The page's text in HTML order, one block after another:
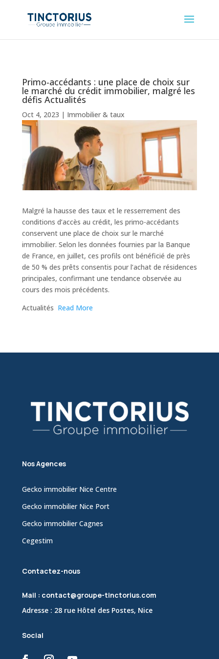
Primo-accédants : une place de choix sur
le marché du crédit immobilier, malgré les
défis Actualités
Oct 4, 2023 | Immobilier & taux
Malgré la hausse des taux et le resserrement des
conditions d’accès au crédit, les primo-accédants
conservent une place de choix sur le marché
immobilier. Selon les données fournies par la Banque
de France, en juillet, ces profils ont bénéficié de près
de 50 % des prêts consentis pour l’achat de résidences
principales, confirmant une tendance observée au
cours des mois précédents.
​Actualités Read More
Nos Agences
Gecko immobilier Nice Centre
Gecko immobilier Nice Port
Gecko immobilier Cagnes
Cegestim
Contactez-nous
Mail : contact@groupe-tinctorius.com
Adresse : 28 rue Hôtel des Postes, Nice
Social